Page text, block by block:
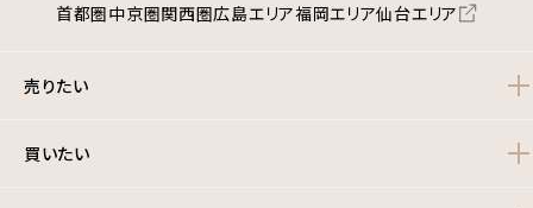
首都圏中京圏関西圏広島エリア福岡エリア仙台エリア
売りたい
買いたい